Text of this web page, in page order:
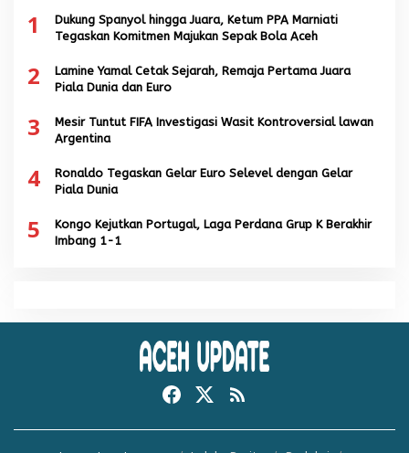
1
Dukung Spanyol hingga Juara, Ketum PPA Marniati
Tegaskan Komitmen Majukan Sepak Bola Aceh
2
Lamine Yamal Cetak Sejarah, Remaja Pertama Juara
Piala Dunia dan Euro
3
Mesir Tuntut FIFA Investigasi Wasit Kontroversial lawan
Argentina
4
Ronaldo Tegaskan Gelar Euro Selevel dengan Gelar
Piala Dunia
5
Kongo Kejutkan Portugal, Laga Perdana Grup K Berakhir
Imbang 1-1